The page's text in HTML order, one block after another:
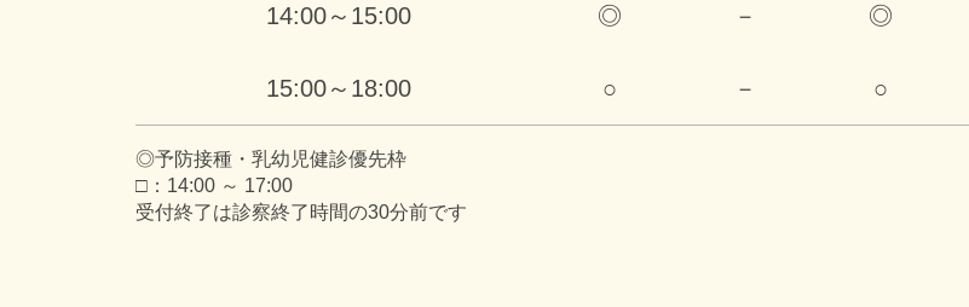
14:00～15:00 ◎ － ◎
15:00～18:00 ○ － ○
◎予防接種・乳幼児健診優先枠
□：14:00 ～ 17:00
受付終了は診察終了時間の30分前です